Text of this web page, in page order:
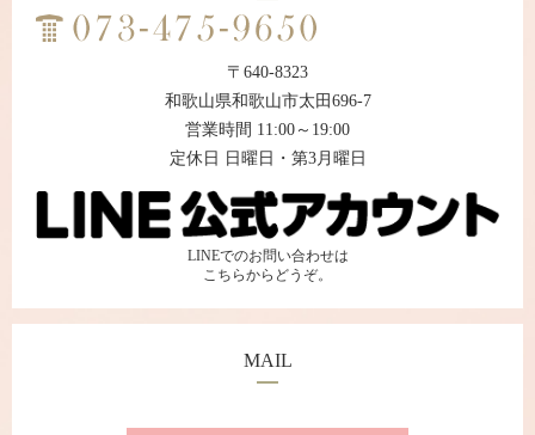
〒640-8323
和歌山県和歌山市太田696-7
営業時間 11:00～19:00
定休日 日曜日・第3月曜日
LINEでのお問い合わせは
こちらからどうぞ。
MAIL